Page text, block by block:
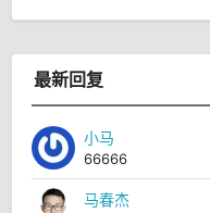
最新回复
小马
66666
马春杰